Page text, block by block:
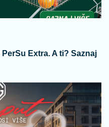
Extra. A ti? Saznaj